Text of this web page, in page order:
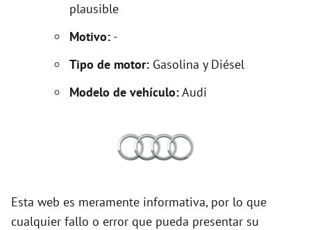
plausible
Motivo: -
Tipo de motor: Gasolina y Diésel
Modelo de vehículo:Audi
Esta web es meramente informativa, por lo que
cualquier fallo o error que pueda presentar su